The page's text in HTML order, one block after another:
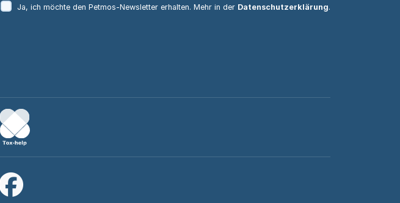
Ja, ich möchte den Petmos-Newsletter erhalten. Mehr in der Datenschutzerklärung.